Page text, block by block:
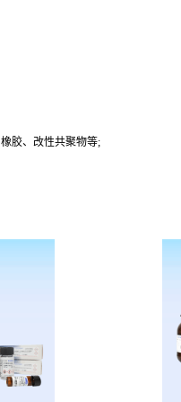
胶、改性共聚物等;